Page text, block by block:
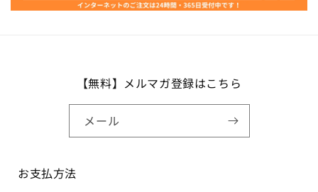
【無料】メルマガ登録はこちら
メール
お支払方法